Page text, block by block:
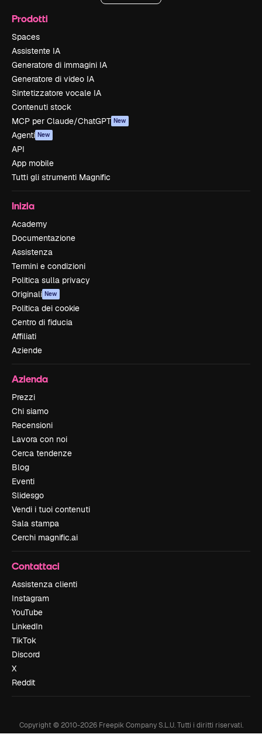
Prodotti
Spaces
Assistente IA
Generatore di immagini IA
Generatore di video IA
Sintetizzatore vocale IA
Contenuti stock
MCP per Claude/ChatGPT New
Agenti New
API
App mobile
Tutti gli strumenti Magnific
Inizia
Academy
Documentazione
Assistenza
Termini e condizioni
Politica sulla privacy
Originali New
Politica dei cookie
Centro di fiducia
Affiliati
Aziende
Azienda
Prezzi
Chi siamo
Recensioni
Lavora con noi
Cerca tendenze
Blog
Eventi
Slidesgo
Vendi i tuoi contenuti
Sala stampa
Cerchi magnific.ai
Contattaci
Assistenza clienti
Instagram
YouTube
LinkedIn
TikTok
Discord
X
Reddit
Copyright © 2010-2026Freepik Company S.L.U. Tutti i diritti riservati.